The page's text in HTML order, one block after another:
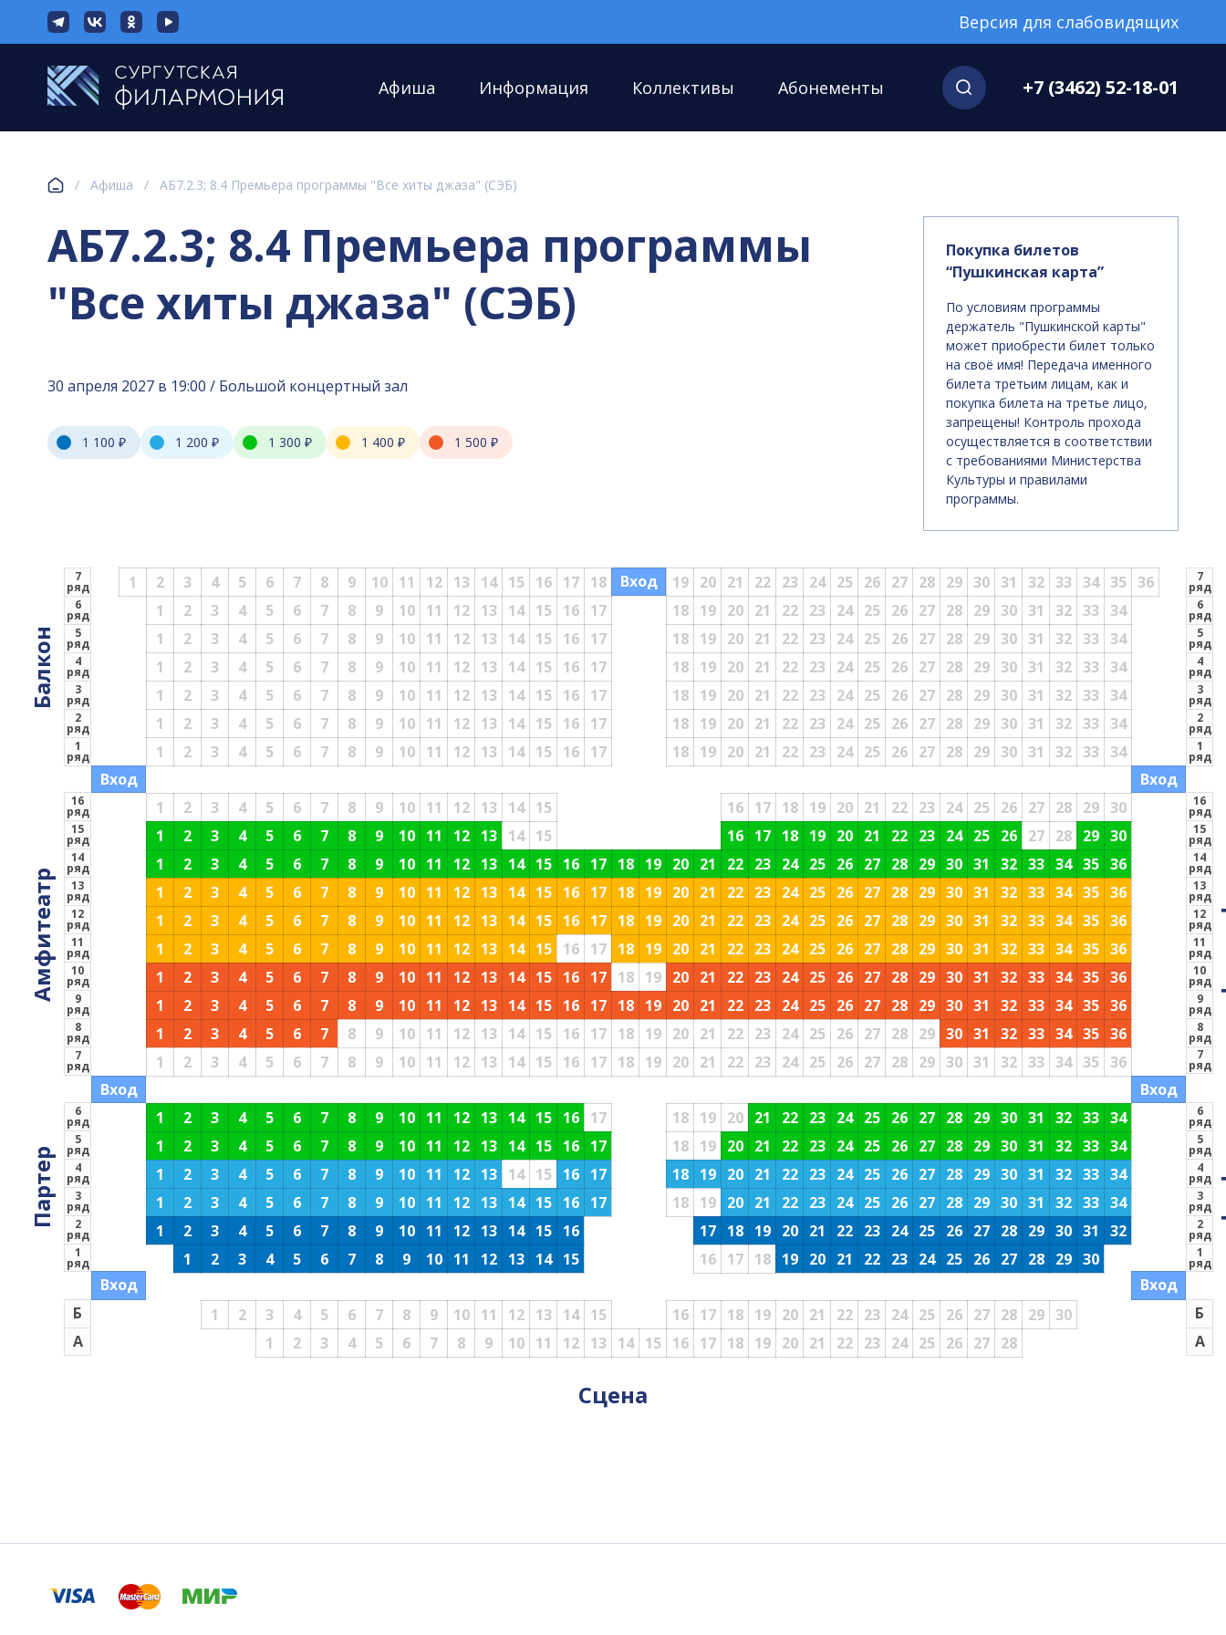
Версия для слабовидящих
Афиша Информация Коллективы Абонементы +7 (3462) 52-18-01
/ Афиша / АБ7.2.3; 8.4 Премьера программы "Все хиты джаза" (СЭБ)
АБ7.2.3; 8.4 Премьера программы
"Все хиты джаза" (СЭБ)
30 апреля 2027 в 19:00 / Большой концертный зал
1 100 ₽ 1 200 ₽ 1 300 ₽ 1 400 ₽ 1 500 ₽
Покупка билетов
“Пушкинская карта”
По условиям программы
держатель "Пушкинской карты"
может приобрести билет только
на своё имя! Передача именного
билета третьим лицам, как и
покупка билета на третье лицо,
запрещены! Контроль прохода
осуществляется в соответствии
с требованиями Министерства
Культуры и правилами
программы.
1 2 3 4 5 6 7 8 9 10 11 12 13 14 15 16 17 18 19 20 21 22 23 24 25 26 27 28 29 30 31 32 33 34 35 36
1
2 3 4 5 6 7 8 9 10 11 12 13 14 15 16 17 18 19 20 21 22 23 24 25 26 27 28 29 30 31 32 33 34
1
2 3 4 5 6 7 8 9 10 11 12 13 14 15 16 17 18 19 20 21 22 23 24 25 26 27 28 29 30 31 32 33 34
1
2 3 4 5 6 7 8 9 10 11 12 13 14 15 16 17 18 19 20 21 22 23 24 25 26 27 28 29 30 31 32 33 34
1
2 3 4 5 6 7 8 9 10 11 12 13 14 15 16 17 18 19 20 21 22 23 24 25 26 27 28 29 30 31 32 33 34
1
2 3 4 5 6 7 8 9 10 11 12 13 14 15 16 17 18 19 20 21 22 23 24 25 26 27 28 29 30 31 32 33 34
1
2 3 4 5 6 7 8 9 10 11 12 13 14 15 16 17 18 19 20 21 22 23 24 25 26 27 28 29 30 31 32 33 34
1 2 3 4 5 6 7 8 9 10 11 12 13 14 15 16 17 18 19 20 21 22 23 24 25 26 27 28 29 30
1
2 3 4 5 6 7 8 9 10 11 12 13 14 15 16 17 18 19 20 21 22 23 24 25 26 27 28 29 30
1
2 3 4 5 6 7 8 9 10 11 12 13 14 15 16 17 18 19 20 21 22 23 24 25 26 27 28 29 30 31 32 33 34 35 36
1
2 3 4 5 6 7 8 9 10 11 12 13 14 15 16 17 18 19 20 21 22 23 24 25 26 27 28 29 30 31 32 33 34 35 36
1
2 3 4 5 6 7 8 9 10 11 12 13 14 15 16 17 18 19 20 21 22 23 24 25 26 27 28 29 30 31 32 33 34 35 36
1
2 3 4 5 6 7 8 9 10 11 12 13 14 15 16 17 18 19 20 21 22 23 24 25 26 27 28 29 30 31 32 33 34 35 36
1
2 3 4 5 6 7 8 9 10 11 12 13 14 15 16 17 18 19 20 21 22 23 24 25 26 27 28 29 30 31 32 33 34 35 36
1
2 3 4 5 6 7 8 9 10 11 12 13 14 15 16 17 18 19 20 21 22 23 24 25 26 27 28 29 30 31 32 33 34 35 36
1
2 3 4 5 6 7 8 9 10 11 12 13 14 15 16 17 18 19 20 21 22 23 24 25 26 27 28 29 30 31 32 33 34 35 36
1
2 3 4 5 6 7 8 9 10 11 12 13 14 15 16 17 18 19 20 21 22 23 24 25 26 27 28 29 30 31 32 33 34 35 36
1 2 3 4 5 6 7 8 9 10 11 12 13 14 15 16 17 18 19 20 21 22 23 24 25 26 27 28 29 30 31 32 33 34
1
2 3 4 5 6 7 8 9 10 11 12 13 14 15 16 17 18 19 20 21 22 23 24 25 26 27 28 29 30 31 32 33 34
1
2 3 4 5 6 7 8 9 10 11 12 13 14 15 16 17 18 19 20 21 22 23 24 25 26 27 28 29 30 31 32 33 34
1
2 3 4 5 6 7 8 9 10 11 12 13 14 15 16 17 18 19 20 21 22 23 24 25 26 27 28 29 30 31 32 33 34
1
2 3 4 5 6 7 8 9 10 11 12 13 14 15 16 17 18 19 20 21 22 23 24 25 26 27 28 29 30 31
32
1
2 3 4 5 6 7 8 9 10 11 12 13 14 15 16 17 18 19 20 21 22 23 24 25 26 27 28 29 30
1 2 3 4 5 6 7 8 9 10 11 12 13 14 15 16 17 18 19 20 21 22 23 24 25 26 27 28 29 30
1
2 3 4 5 6 7 8 9 10 11 12 13 14 15 16 17 18 19 20 21 22 23 24 25 26 27 28
Вход
Вход
Вход
Вход
Вход
Вход
Вход
Б
А
Б
А
Балкон
7
ряд
6
ряд
5
ряд
4
ряд
3
ряд
2
ряд
1
ряд
Амфитеатр
16
ряд
15
ряд
14
ряд
13
ряд
12
ряд
11
ряд
10
ряд
9
ряд
8
ряд
7
ряд
Партер
6
ряд
5
ряд
4
ряд
3
ряд
2
ряд
1
ряд
7
ряд
6
ряд
5
ряд
4
ряд
3
ряд
2
ряд
1
ряд
16
ряд
15
ряд
14
ряд
13
ряд
12
ряд
11
ряд
10
ряд
9
ряд
8
ряд
7
ряд
6
ряд
5
ряд
4
ряд
3
ряд
2
ряд
1
ряд
Сцена